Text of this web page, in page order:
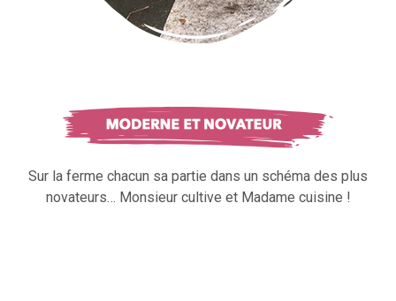
Sur la ferme chacun sa partie dans un schéma des plus
novateurs… Monsieur cultive et Madame cuisine !